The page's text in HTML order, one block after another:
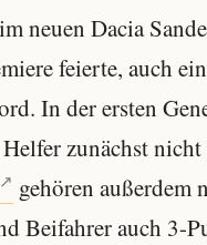
neuen Dacia
feierte, auch
In der ersten
zunächst nicht
gehören außerdem
Beifahrer auch 3-